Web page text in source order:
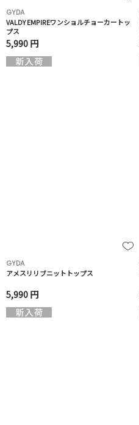
GYDA
VALDY EMPIREワンショルチョーカートッ
プス
5,990 円
GYDA
アメスリリブニットトップス
5,990 円